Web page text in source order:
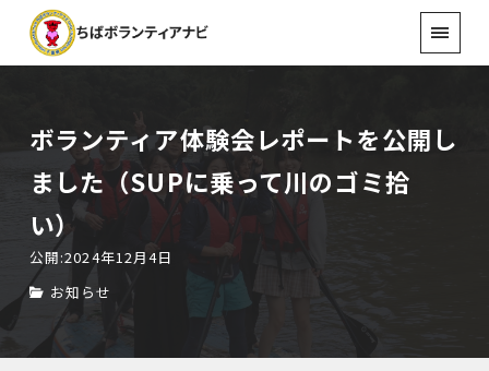
ボランティア体験会レポートを公開し
ました（SUPに乗って川のゴミ拾
い）
公開:2024年12月4日
お知らせ